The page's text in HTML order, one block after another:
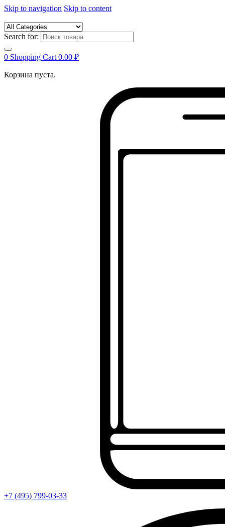
Skip to navigation Skip to content
Search for:
0 Shopping Cart 0.00 ₽
Корзина пуста.
+7 (495) 799-03-33